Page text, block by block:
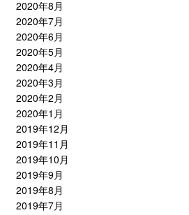
2020年8月
2020年7月
2020年6月
2020年5月
2020年4月
2020年3月
2020年2月
2020年1月
2019年12月
2019年11月
2019年10月
2019年9月
2019年8月
2019年7月